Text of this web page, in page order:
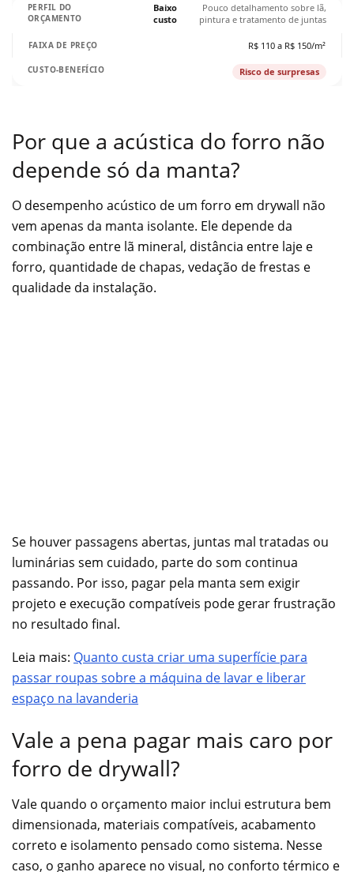
Baixo
custo
Pouco detalhamento sobre lã,
pintura e tratamento de juntas
R$ 110 a R$ 150/m²
Risco de surpresas
Por que a acústica do forro não
depende só da manta?
O desempenho acústico de um forro em drywall não
vem apenas da manta isolante. Ele depende da
combinação entre lã mineral, distância entre laje e
forro, quantidade de chapas, vedação de frestas e
qualidade da instalação.
Se houver passagens abertas, juntas mal tratadas ou
luminárias sem cuidado, parte do som continua
passando. Por isso, pagar pela manta sem exigir
projeto e execução compatíveis pode gerar frustração
no resultado final.
Leia mais: Quanto custa criar uma superfície para
passar roupas sobre a máquina de lavar e liberar
espaço na lavanderia
Vale a pena pagar mais caro por
forro de drywall?
Vale quando o orçamento maior inclui estrutura bem
dimensionada, materiais compatíveis, acabamento
correto e isolamento pensado como sistema. Nesse
caso, o ganho aparece no visual, no conforto térmico e